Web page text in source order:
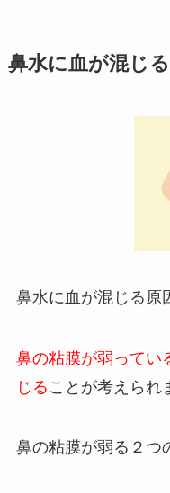
鼻水に血が混じ
鼻水に血が混じる原
鼻の粘膜が弱ってい
じる ことが考えられ
鼻の粘膜が弱る２つ